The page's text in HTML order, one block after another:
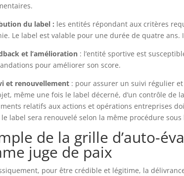
du label : les entités répondant aux critères
Le label est valable pour une durée de quatre
et l’amélioration : l’entité sportive est
pour améliorer son score.
et renouvellement : pour assurer un suivi régulier
même une fois le label décerné, d’un contrôle de
relatifs aux actions et opérations entreprises
label sera renouvelé selon la même procédure sous
de la grille d’auto-
juge de paix
pour être crédible et légitime, la